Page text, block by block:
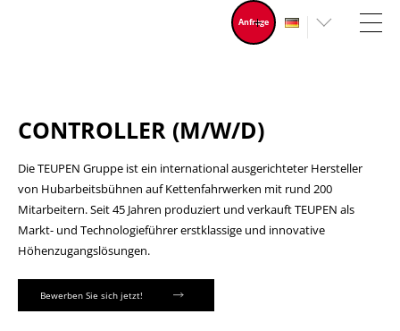
Anfrage
CONTROLLER (M/W/D)
Die TEUPEN Gruppe ist ein international ausgerichteter Hersteller
von Hubarbeitsbühnen auf Kettenfahrwerken mit rund 200
Mitarbeitern. Seit 45 Jahren produziert und verkauft TEUPEN als
Markt- und Technologieführer erstklassige und innovative
Höhenzugangslösungen.
Bewerben Sie sich jetzt!